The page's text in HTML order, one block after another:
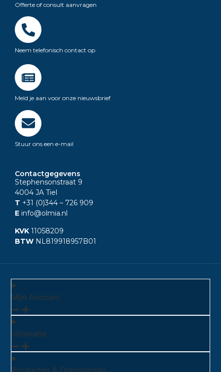
Offerte of consult aanvragen
Neem telefonisch contact op
Meld je aan voor onze nieuwsbrief
Stuur ons een e-mail
Contactgegevens
Stephensonstraat 9
4004 JA Tiel
T +31 (0)344 – 726 909
E info@olmia.nl
KVK 11058209
BTW NL819918957B01
Mijn Account
Infomatie